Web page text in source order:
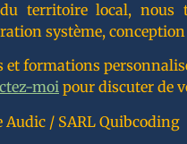
territoire local, nous
système,
et formations
moi pour discuter de
Audic / SARL Quibcoding